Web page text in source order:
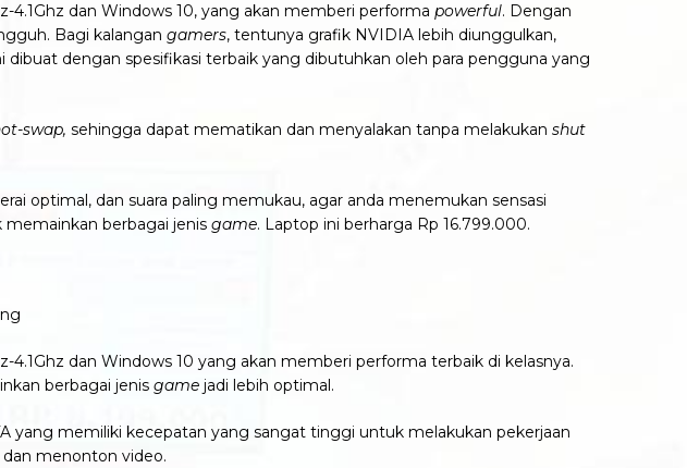
dan Windows 10, yang akan memberi performa powerful. Dengan
Bagi kalangan gamers, tentunya grafik NVIDIA lebih diunggulkan,
dibuat dengan spesifikasi terbaik yang dibutuhkan oleh para pengguna yang
swap, sehingga dapat mematikan dan menyalakan tanpa melakukan shut
optimal, dan suara paling memukau, agar anda menemukan sensasi
berbagai jenis game. Laptop ini berharga Rp 16.799.000.
dan Windows 10 yang akan memberi performa terbaik di kelasnya.
berbagai jenis game jadi lebih optimal.
yang memiliki kecepatan yang sangat tinggi untuk melakukan pekerjaan
dan menonton video.